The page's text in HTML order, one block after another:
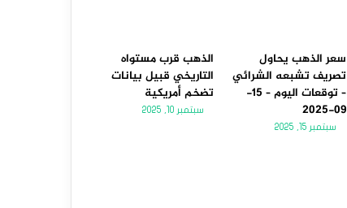
سعر الذهب يحاول
تصريف تشبعه الشرائي
– توقعات اليوم – 15-
09-2025
سبتمبر 15, 2025
الذهب قرب مستواه
التاريخي قبيل بيانات
تضخم أمريكية
سبتمبر 10, 2025